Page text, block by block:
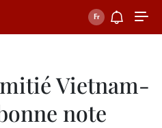
Vietnam-
note